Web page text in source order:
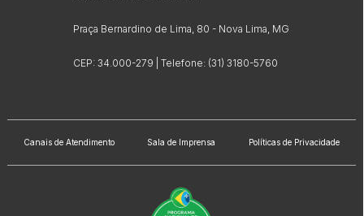
Praça Bernardino de Lima, 80 - Nova Lima, MG
CEP: 34.000-279 | Telefone: (31) 3180-5760
Canais de Atendimento Sala de Imprensa Políticas de Privacidade